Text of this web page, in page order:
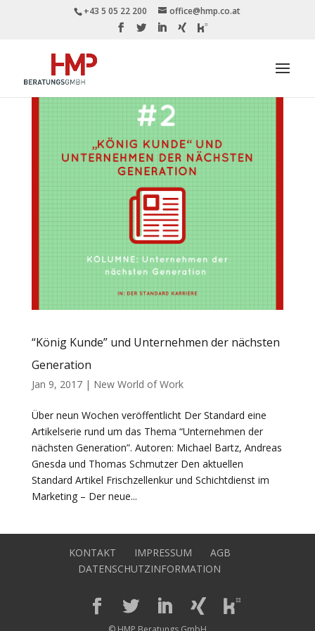
+43 5 05 22 200 office@hmp.co.at
“König Kunde” und Unternehmen der nächsten
Generation
Jan 9, 2017| New World of Work
Über neun Wochen veröffentlicht Der Standard eine
Artikelserie rund um das Thema “Unternehmen der
nächsten Generation”. Autoren: Michael Bartz, Andreas
Gnesda und Thomas Schmutzer Den aktuellen
Standard Artikel Frischzellenkur und Schichtdienst im
Marketing – Der neue...
KONTAKT IMPRESSUM
AGB
DATENSCHUTZINFORMATION